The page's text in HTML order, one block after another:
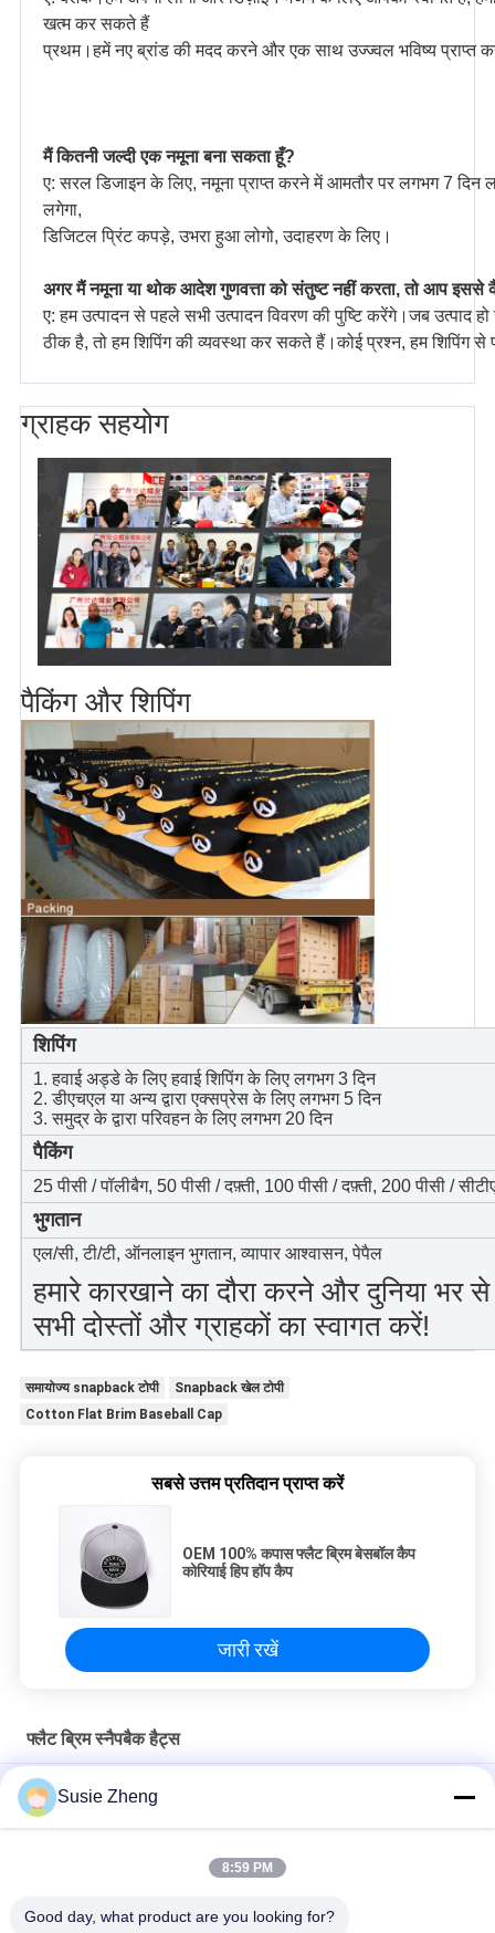
खत्म कर सकते हैं
प्रथम।हमें नए ब्रांड की मदद करने और एक साथ उज्ज्वल भविष्य प्राप्त
मैं कितनी जल्दी एक नमूना बना सकता हूँ?
ए: सरल डिजाइन के लिए, नमूना प्राप्त करने में आमतौर पर लगभग 7
लगेगा,
डिजिटल प्रिंट कपड़े, उभरा हुआ लोगो, उदाहरण के लिए।
अगर मैं नमूना या थोक आदेश गुणवत्ता को संतुष्ट नहीं करता, तो आप इससे
ए: हम उत्पादन से पहले सभी उत्पादन विवरण की पुष्टि करेंगे।जब उत्पाद
ठीक है, तो हम शिपिंग की व्यवस्था कर सकते हैं।कोई प्रश्न, हम
ग्राहक सहयोग
पैकिंग और शिपिंग
शिपिंग
1. हवाई अड्डे के लिए हवाई शिपिंग के लिए लगभग 3 दिन
2. डीएचएल या अन्य द्वारा एक्सप्रेस के लिए लगभग 5 दिन
3. समुद्र के द्वारा परिवहन के लिए लगभग 20 दिन
पैकिंग
25 पीसी / पॉलीबैग, 50 पीसी / दफ़्ती, 100 पीसी / दफ़्ती, 200 पीसी /
भुगतान
एल/सी, टी/टी, ऑनलाइन भुगतान, व्यापार आश्वासन, पेपैल
हमारे कारखाने का दौरा करने और दुनिया
सभी दोस्तों और ग्राहकों का स्वागत करें!
समायोज्य snapback टोपी
Snapback खेल टोपी
Cotton Flat Brim Baseball Cap
सबसे उत्तम प्रतिदान प्राप्त करें
OEM 100% कपास फ्लैट ब्रिम बेसबॉल कैप
कोरियाई हिप हॉप कैप
जारी रखें
फ्लैट ब्रिम स्नैपबैक हैट्स
ओडीएम 100% कपास फैशन फ्लैट ब्रिम बेसबॉल हैट कोरियाई हिप हॉप कैप
पुरुषों के लिए कॉटन फ्लैट बिल गोर्रास 3 डी कशीदाकारी स्नैपबैक सलाम
Customized Design black embroidery national flag special
Susie Zheng
8:59 PM
Good day, what product are you looking for?